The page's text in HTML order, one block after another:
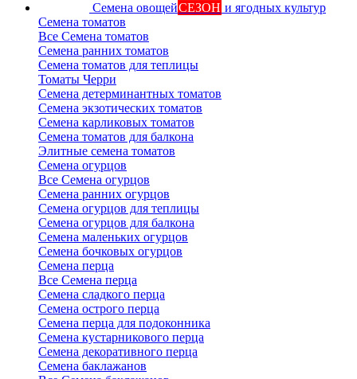
Семена овощейСЕЗОН и ягодных культур
Семена томатов
Все Семена томатов
Семена ранних томатов
Семена томатов для теплицы
Томаты Черри
Семена детерминантных томатов
Семена экзотических томатов
Семена карликовых томатов
Семена томатов для балкона
Элитные семена томатов
Семена огурцов
Все Семена огурцов
Семена ранних огурцов
Семена огурцов для теплицы
Семена огурцов для балкона
Семена маленьких огурцов
Семена бочковых огурцов
Семена перца
Все Семена перца
Семена сладкого перца
Семена острого перца
Семена перца для подоконника
Семена кустарникового перца
Семена декоративного перца
Семена баклажанов